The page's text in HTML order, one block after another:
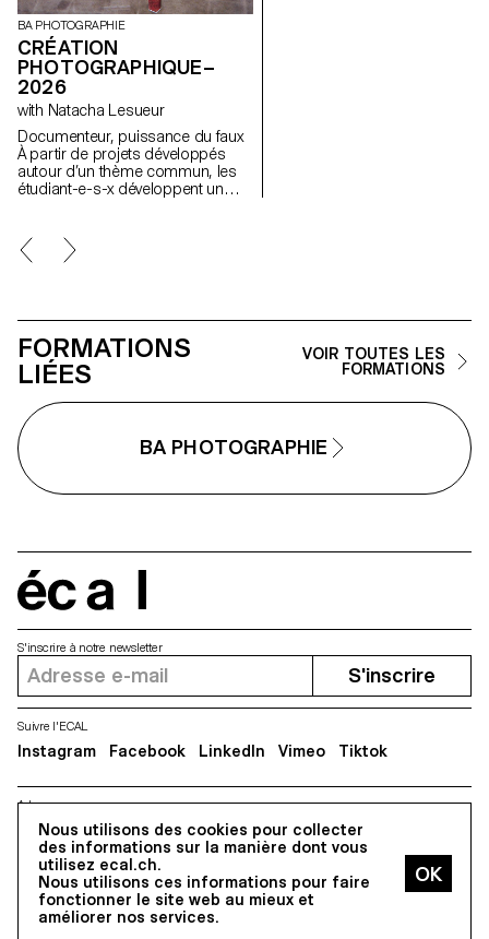
BA PHOTOGRAPHIE
CRÉATION
PHOTOGRAPHIQUE–
2026
with Natacha Lesueur
Documenteur, puissance du faux
À partir de projets développés
autour d’un thème commun, les
étudiant-e-s-x développent un
semblant. Iels construisent un
projet qui joue avec les limites de
FORMATIONS
LIÉES
VOIR TOUTES LES
FORMATIONS
BA PHOTOGRAPHIE
Nous utilisons des cookies pour collecter
des informations sur la manière dont vous
utilisez ecal.ch.
Nous utilisons ces informations pour faire
fonctionner le site web au mieux et
améliorer nos services.
Adresse
5, avenue du Temple, CH-1020 Renens
S'inscrire à notre newsletter
S'inscrire
Suivre l'ECAL
Instagram Facebook LinkedIn Vimeo Tiktok
Tous droits réservés @2026
Contact Impressum Hub Presse